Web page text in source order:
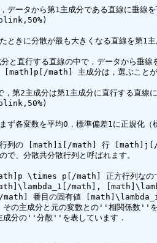
データから第1主成分である直線に垂線
ときに分散が最も大きくなる直線を第1
分と直行する直線の中で，データから
[math]p[/math] 主成分は，選ぶことが
，第2主成分は第1主成分に直行する直線
まず各変数を平均0，標準偏差1に正規
、行列の [math]i[/math] 行
で、分散共分散行列と呼ばれます。
\times p[/math] 正方行列なの
[math]\lambda_1[/math],
番目の固有値
の主成分と元の変数との''相関係数''を
分の''分散''を表しています．